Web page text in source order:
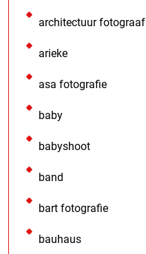
architectuur fotograaf
arieke
asa fotografie
baby
babyshoot
band
bart fotografie
bauhaus